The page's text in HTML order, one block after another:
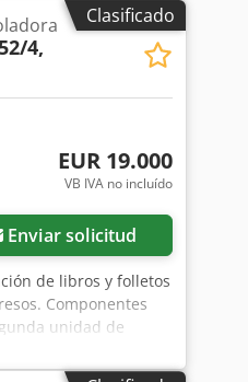
Clasificado
4,
EUR 19.000
VB IVA no incluído
Enviar solicitud
de libros y folletos
Componentes
unidad de
CAS 52-A-derecha /
(compuesta por la